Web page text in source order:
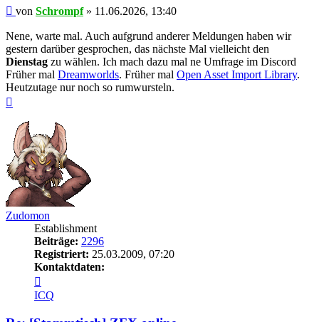
Beitrag
von Schrompf» 11.06.2026, 13:40
Nene, warte mal. Auch aufgrund anderer Meldungen haben wir
gestern darüber gesprochen, das nächste Mal vielleicht den
Dienstag zu wählen. Ich mach dazu mal ne Umfrage im Discord
Früher mal Dreamworlds. Früher mal Open Asset Import Library.
Heutzutage nur noch so rumwursteln.
Zudomon
Establishment
Beiträge: 2296
Registriert: 25.03.2009, 07:20
Kontaktdaten:
von
Zudomon
ICQ